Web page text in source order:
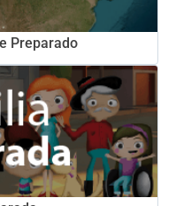
Preparado